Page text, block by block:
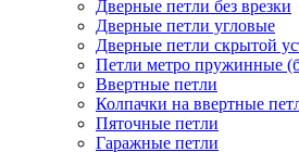
Дверные петли без врезки
Дверные петли угловые
Дверные петли скрытой
Петли метро пружинные
Ввертные петли
Колпачки на ввертные
Пяточные петли
Гаражные петли